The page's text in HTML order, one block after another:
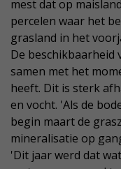
mest dat op
percelen waar het
grasland in het
De
samen met het
heeft. Dit is sterk
en vocht. 'Als de
begin maart de
mineralisatie op
'Dit jaar werd dat